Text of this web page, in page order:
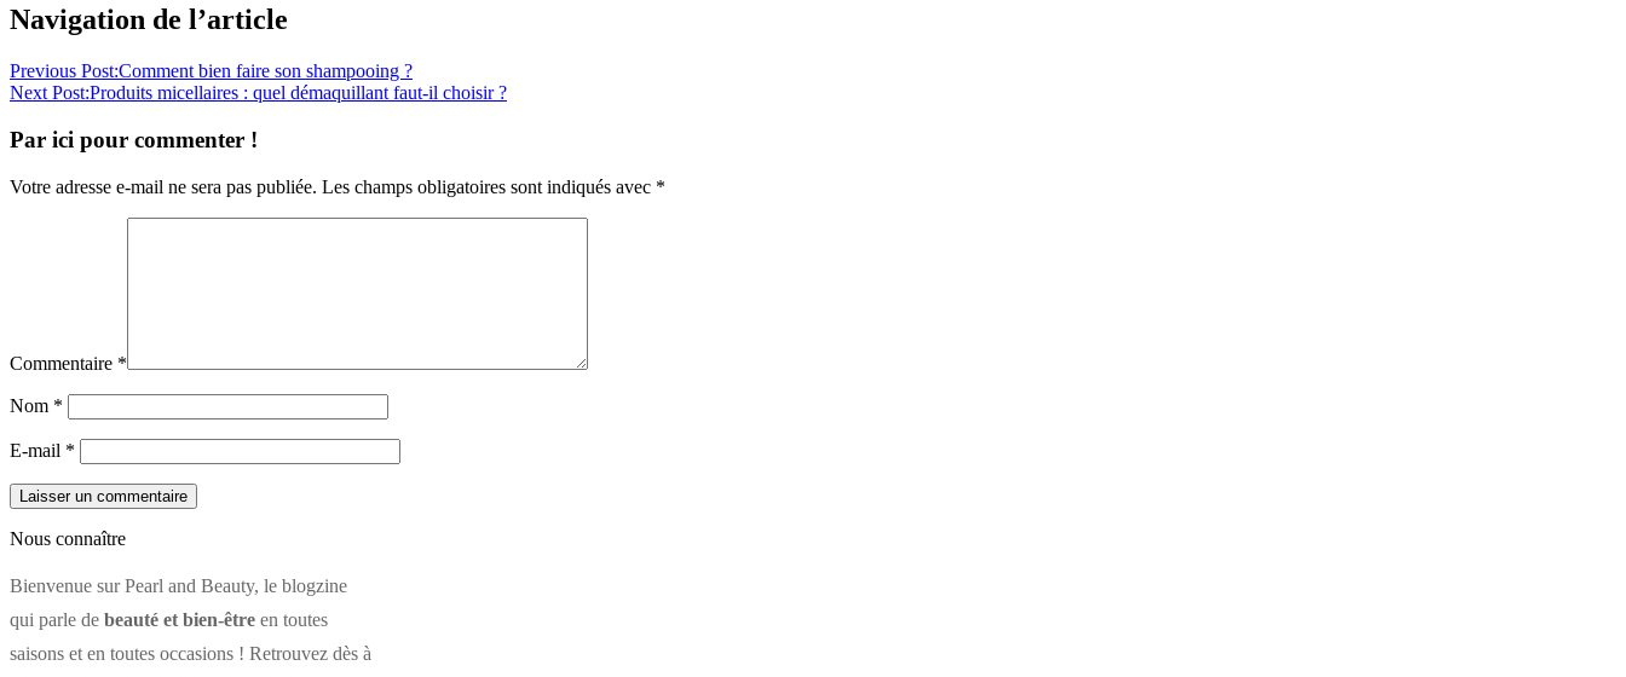
Navigation de l’article
Previous Post:Comment bien faire son shampooing ?
Next Post:Produits micellaires : quel démaquillant faut-il choisir ?
Par ici pour commenter !
Votre adresse e-mail ne sera pas publiée. Les champs obligatoires sont indiqués avec *
Commentaire *
Nom *
E-mail *
Nous connaître
Bienvenue sur Pearl and Beauty, le blogzine
qui parle de beauté et bien-être en toutes
saisons et en toutes occasions ! Retrouvez dès à